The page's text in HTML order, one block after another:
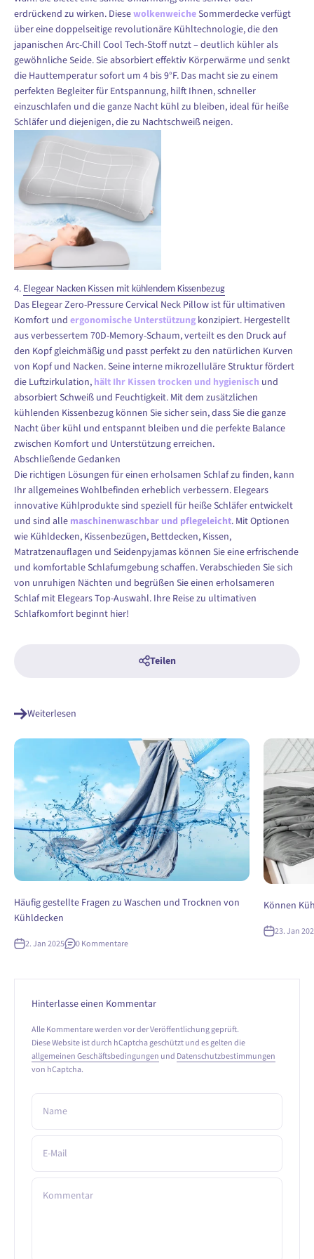
erdrückend zu wirken. DiesewolkenweicheSommerdecke verfügt
über eine doppelseitige revolutionäre Kühltechnologie, die den
japanischen Arc-Chill Cool Tech-Stoff nutzt – deutlich kühler als
gewöhnliche Seide. Sie absorbiert effektiv Körperwärme und senkt
die Hauttemperatur sofort um 4 bis 9°F. Das macht sie zu einem
perfekten Begleiter für Entspannung, hilft Ihnen, schneller
einzuschlafen und die ganze Nacht kühl zu bleiben, ideal für heiße
Schläfer und diejenigen, die zu Nachtschweiß neigen.
4. Elegear Nacken Kissen mit kühlendem Kissenbezug
Das Elegear Zero-Pressure Cervical Neck Pillow ist für ultimativen
Komfort und ergonomische Unterstützung konzipiert. Hergestellt
aus verbessertem 70D-Memory-Schaum, verteilt es den Druck auf
den Kopf gleichmäßig und passt perfekt zu den natürlichen Kurven
von Kopf und Nacken. Seine interne mikrozelluläre Struktur fördert
die Luftzirkulation, hält Ihr Kissen trocken und hygienisch und
absorbiert Schweiß und Feuchtigkeit. Mit dem zusätzlichen
kühlenden Kissenbezug können Sie sicher sein, dass Sie die ganze
Nacht über kühl und entspannt bleiben und die perfekte Balance
zwischen Komfort und Unterstützung erreichen.
Abschließende Gedanken
Die richtigen Lösungen für einen erholsamen Schlaf zu finden, kann
Ihr allgemeines Wohlbefinden erheblich verbessern. Elegears
innovative Kühlprodukte sind speziell für heiße Schläfer entwickelt
und sind alle maschinenwaschbar und pflegeleicht. Mit Optionen
wie Kühldecken, Kissenbezügen, Bettdecken, Kissen,
Matratzenauflagen und Seidenpyjamas können Sie eine erfrischende
und komfortable Schlafumgebung schaffen. Verabschieden Sie sich
von unruhigen Nächten und begrüßen Sie einen erholsameren
Schlaf mit Elegears Top-Auswahl. Ihre Reise zu ultimativen
Schlafkomfort beginnt hier!
Teilen
Weiterlesen
Häufig gestellte Fragen zu Waschen und Trocknen von
Kühldecken
2. Jan 2025 0 Kommentare
Können
23. Jan
Hinterlasse einen Kommentar
Alle Kommentare werden vor der Veröffentlichung geprüft.
Diese Website ist durch hCaptcha geschützt und es gelten die
allgemeinen Geschäftsbedingungen und Datenschutzbestimmungen
von hCaptcha.
Name
E-Mail
Kommentar